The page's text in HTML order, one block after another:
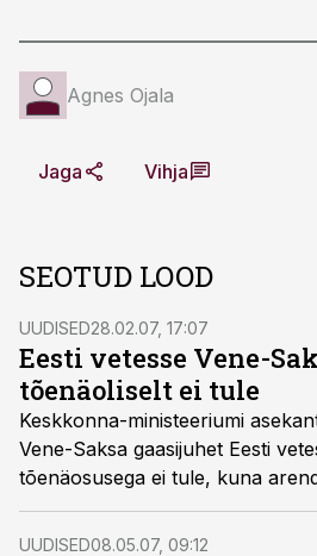
Agnes Ojala
Jaga Vihja
SEOTUD LOOD
UUDISED28.02.07, 17:07
Eesti vetesse Vene-
tõenäoliselt ei tule
Keskkonna-ministeeriumi asekantsleri
Vene-Saksa gaasijuhet Eesti
tõenäosusega ei tule, kuna arendaja ei jõuaks oma
projektiga soovitud ajaks valmis.
UUDISED08.05.07, 09:12